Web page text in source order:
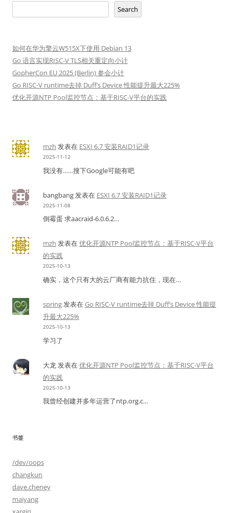
Search
如何在华为擎云W515X下使用 Debian 13
Go 语言实现RISC-V TLS相关重定向小计
GopherCon EU 2025 (Berlin) 参会小计
Go RISC-V runtime去掉 Duff’s Device 性能提升最大225%
优化开源NTP Pool监控节点：基于RISC-V平台的实践
mzh 发表在 ESXI 6.7 安装RAID1记录
2025-11-12
我没有……搜下Google可能有吧
bangbang发表在 ESXI 6.7 安装RAID1记录
2025-11-08
倒霉蛋 求aacraid-6.0.6.2…
mzh 发表在优化开源NTP Pool监控节点：基于RISC-V平台
的实践
2025-10-13
确实，这个只有大的云厂商有能力抗住，现在…
spring发表在Go RISC-V runtime去掉 Duff’s Device 性能提
升最大225%
2025-10-13
学习了
大龙发表在优化开源NTP Pool监控节点：基于RISC-V平台
的实践
2025-10-13
我曾经创建并多年运营了ntp.org.c…
书签
/dev/oops
changkun
dave.cheney
maiyang